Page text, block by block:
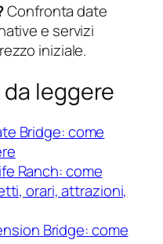
Confronta date
e servizi
iniziale.
leggere
Bridge: come
Ranch: come
orari, attrazioni,
Bridge: come